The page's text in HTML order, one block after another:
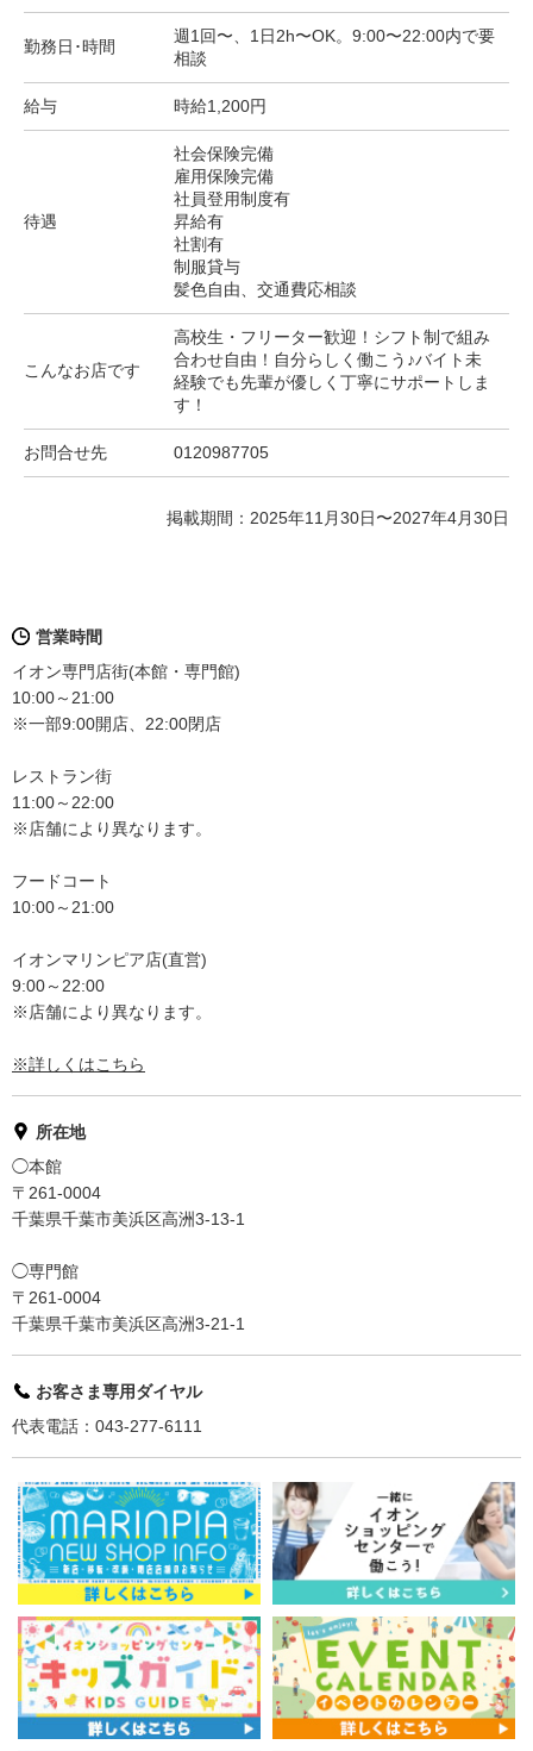
勤務日･時間
週1回〜、1日2h〜OK。9:00〜22:00内で要
相談
給与 時給1,200円
待遇
社会保険完備
雇用保険完備
社員登用制度有
昇給有
社割有
制服貸与
髪色自由、交通費応相談
こんなお店です
高校生・フリーター歓迎！シフト制で組み
合わせ自由！自分らしく働こう♪バイト未
経験でも先輩が優しく丁寧にサポートしま
す！
お問合せ先 0120987705
掲載期間：2025年11月30日〜2027年4月30日
営業時間
イオン専門店街(本館・専門館)
10:00～21:00
※一部9:00開店、22:00閉店
レストラン街
11:00～22:00
※店舗により異なります。
フードコート
10:00～21:00
イオンマリンピア店(直営)
9:00～22:00
※店舗により異なります。
※詳しくはこちら
所在地
◯本館
〒261-0004
千葉県千葉市美浜区高洲3-13-1
◯専門館
〒261-0004
千葉県千葉市美浜区高洲3-21-1
お客さま専用ダイヤル
代表電話：043-277-6111